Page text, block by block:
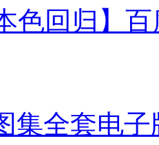
色回归】
集全套电